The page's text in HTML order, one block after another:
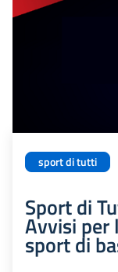
sport di tutti
Sport di
Avvisi per
sport di